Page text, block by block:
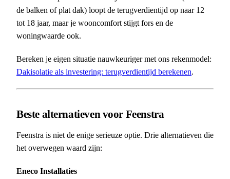
de balken of plat dak) loopt de terugverdientijd op naar 12
tot 18 jaar, maar je wooncomfort stijgt fors en de
woningwaarde ook.
Bereken je eigen situatie nauwkeuriger met ons rekenmodel:
Dakisolatie als investering: terugverdientijd berekenen.
Beste alternatieven voor Feenstra
Feenstra is niet de enige serieuze optie. Drie alternatieven die
het overwegen waard zijn:
Eneco Installaties